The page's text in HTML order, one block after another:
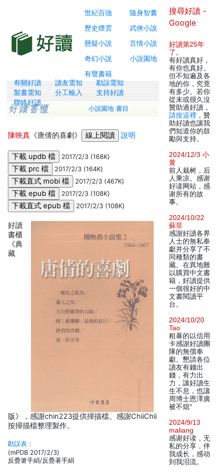
世紀百強
隨身智囊
歷史煙雲
武俠小說
懸疑小說
言情小說
奇幻小說
小說園地
有聲書籍
有關好讀 讀友需知
勘誤需知
製書需知
分工輸入
支持好讀
聯絡好讀
小說園地 書目
陳映真 《唐倩的喜劇》 說明
2017/2/3 (168K)
2017/2/3 (164K)
2017/2/3 (467K)
2017/2/3 (108K)
2017/2/3 (108K)
好讀
書櫃
《典
藏
版》，感謝chin223提供掃描檔。感謝ChiiChii
按掃描檔整理製作。
勘誤表 ：
(mPDB 2017/2/3)
反疊箸手絹/反疊著手絹
搜尋好讀 -
Google
好讀第25年
了 。
有好讀真好，
有你也真好。
但不知遍及各
地的你，究竟
有多少。若你
從未或很久沒
贊助過好讀，
請按這裡 ，贊
助好讀也讓我
們知道你的鼓
勵與支持。
2024/12/3 小
黄
前人栽树，后
人乘凉。感谢
好读网站，感
谢所有的故
事。
2024/10/22
蘇菲
感謝好讀各界
人士的無私奉
獻并分享了不
同種類的書
藏。在異地難
以購買中文書
籍，好讀提供
一個很好的中
文書閱讀平
台。
2024/10/20
Tao
粗暴的以信用
卡感謝好讀團
隊的無償奉
獻。懇請各位
讀友有錢出
錢，有力出
力，讓好讀生
生不息，也讓
周博士恩澤廣
被不熄°
2024/9/13
maliang
感谢好读，无
私的分享，伴
我成长，感动
到我泪流。